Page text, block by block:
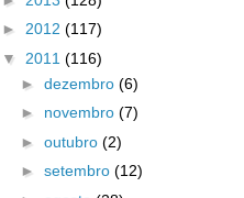
► 2012 (117)
▼ 2011 (116)
► dezembro (6)
► novembro (7)
► outubro (2)
► setembro (12)